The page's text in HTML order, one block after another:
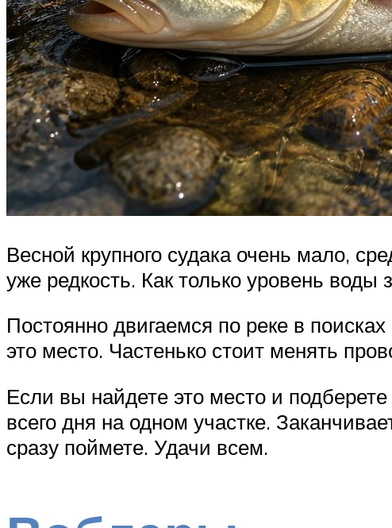
Весной крупного судака очень мало,
уже редкость. Как только уровень воды
Постоянно двигаемся по реке в
это место. Частенько стоит менять
Если вы найдете это место и
всего дня на одном участке.
сразу поймете. Удачи всем.